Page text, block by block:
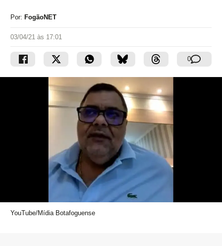
Por: FogãoNET
03/04/21 às 17:01
0
YouTube/Mídia Botafoguense